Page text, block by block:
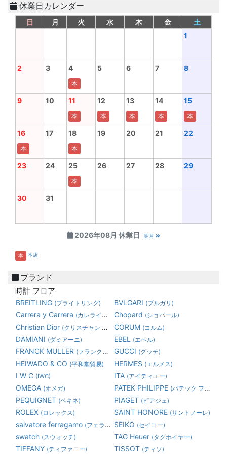
休業日カレンダー
2026年08月 休業日 翌月
日 月 火 水 木 金
土
1
2 3 4
本
5 6 7 8
9 10 11
本
12
本
13
本
14
本
15
本
16
本
17 18
本
19 20 21 22
23 24 25
本
26 27 28 29
30 31
本 本店
ブランド
時計 フロア
BREITLING (ブライトリング) BVLGARI (ブルガリ)
Carrera y Carrera (カレライカレラ) Chopard (ショパール)
Christian Dior (クリスチャン ディオール) CORUM (コルム)
DAMIANI (ダミアーニ) EBEL (エベル)
FRANCK MULLER (フランク・ミュラー) GUCCI (グッチ)
HEIWADO & CO (平和堂貿易) HERMES (エルメス)
I W C (IWC) ITA (アイティエー)
OMEGA (オメガ) PATEK PHILIPPE (パテック フィリップ)
PEQUIGNET (ペキネ) PIAGET (ピアジェ)
ROLEX (ロレックス) SAINT HONORE (サントノーレ)
salvatore ferragamo (フェラガモ) SEIKO (セイコー)
swatch (スウォッチ) TAG Heuer (タグホイヤー)
TIFFANY (ティファニー) TISSOT (ティソ)